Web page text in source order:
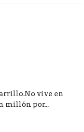
vive en
millón por...